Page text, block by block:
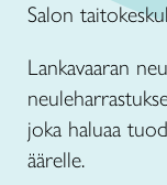
Salon
Lankavaaran
joka haluaa
äärelle.